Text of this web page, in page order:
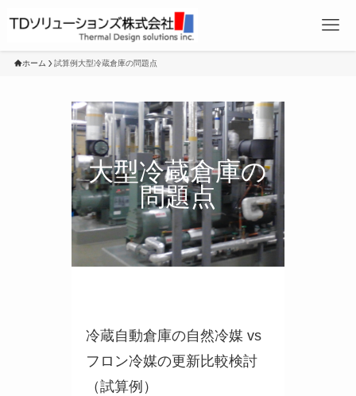
ホーム 試算例大型冷蔵倉庫の問題点
大型冷蔵倉庫の
問題点
冷蔵自動倉庫の自然冷媒 vs
フロン冷媒の更新比較検討
（試算例）